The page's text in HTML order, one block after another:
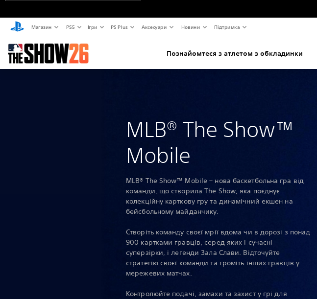
Магазин PS5 Ігри PS Plus Аксесуари Новини Підтримка
Познайомтеся з атлетом з обкладинки
MLB® The Show™
Mobile
MLB® The Show™ Mobile – нова баскетбольна гра від
команди, що створила The Show, яка поєднує
колекційну карткову гру та динамічний екшен на
бейсбольному майданчику.
Створіть команду своєї мрії вдома чи в дорозі з понад
900 картками гравців, серед яких і сучасні
суперзірки, і легенди Зала Слави. Відточуйте
стратегію своєї команди та громіть інших гравців у
мережевих матчах.
Контролюйте подачі, замахи та захист у грі для